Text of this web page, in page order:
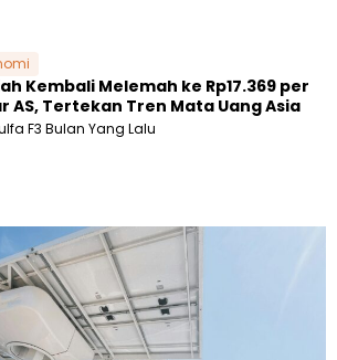
Kembali Melemah ke Rp17.369 per
AS, Tertekan Tren Mata Uang Asia
F3 Bulan Yang Lalu